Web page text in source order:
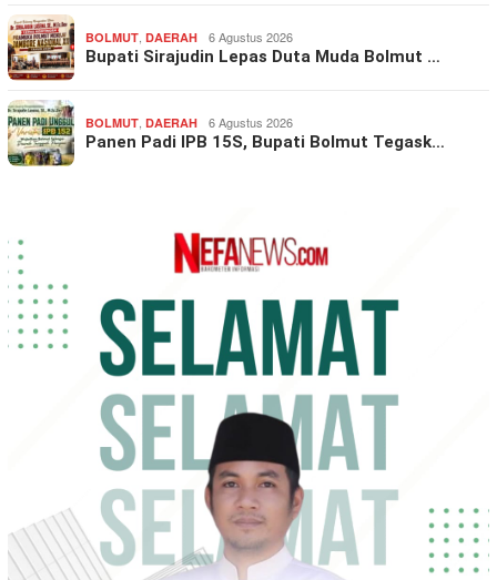
BOLMUT DAERAH 6 Agustus 2026
Bupati Sirajudin Lepas Duta Muda Bolmut …
BOLMUT DAERAH 6 Agustus 2026
Panen Padi IPB 15S, Bupati Bolmut Tegask…